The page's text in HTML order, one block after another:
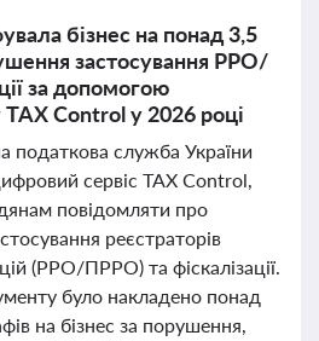
бізнес на понад 3,5
застосування РРО/
за допомогою
Control у 2026 році
податкова служба України
сервіс TAX Control,
повідомляти про
реєстраторів
(РРО/ПРРО) та фіскалізації.
було накладено понад
на бізнес за порушення,